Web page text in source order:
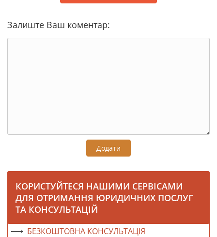
Залиште Ваш коментар:
Додати
КОРИСТУЙТЕСЯ НАШИМИ СЕРВІСАМИ
ДЛЯ ОТРИМАННЯ ЮРИДИЧНИХ ПОСЛУГ
ТА КОНСУЛЬТАЦІЙ
БЕЗКОШТОВНА КОНСУЛЬТАЦІЯ